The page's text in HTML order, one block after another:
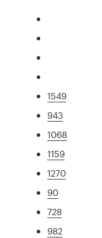
1549
943
1068
1159
1270
90
728
982